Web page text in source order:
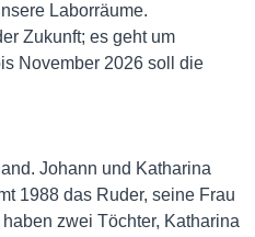
Laborräume.
Zukunft; es geht um
November 2026 soll die
Johann und Katharina
1988 das Ruder, seine Frau
zwei Töchter, Katharina